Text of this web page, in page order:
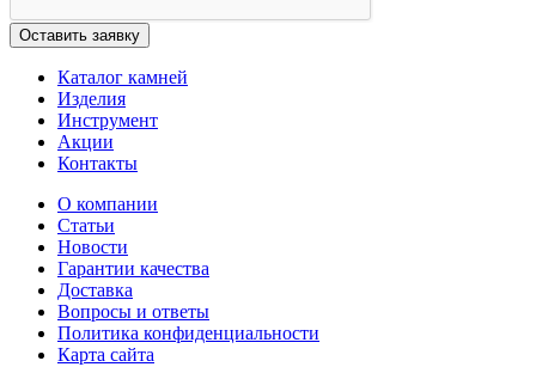
Каталог камней
Изделия
Инструмент
Акции
Контакты
О компании
Статьи
Новости
Гарантии качества
Доставка
Вопросы и ответы
Политика конфиденциальности
Карта сайта